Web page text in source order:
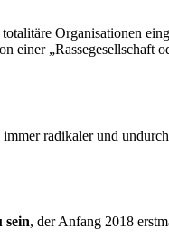
Organisationen
„Rassegesellschaft
radikaler und
sein, der Anfang 2018